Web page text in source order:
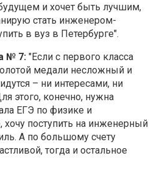
и хочет быть лучшим,
стать инженером-
в вуз в Петербурге".
№ 7: "Если с первого класса
медали несложный и
– ни интересами, ни
этого, конечно, нужна
ЕГЭ по физике и
поступить на инженерный
А по большому счету
тогда и остальное